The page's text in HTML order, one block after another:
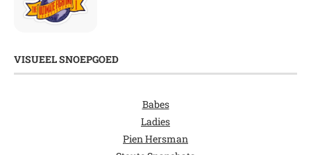
VISUEEL SNOEPGOED
Babes
Ladies
Pien Hersman